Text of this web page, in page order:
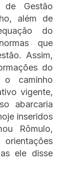
de Gestão
além de
do
que
Assim,
do
o caminho
vigente,
abarcaria
inseridos
Rômulo,
ele disse